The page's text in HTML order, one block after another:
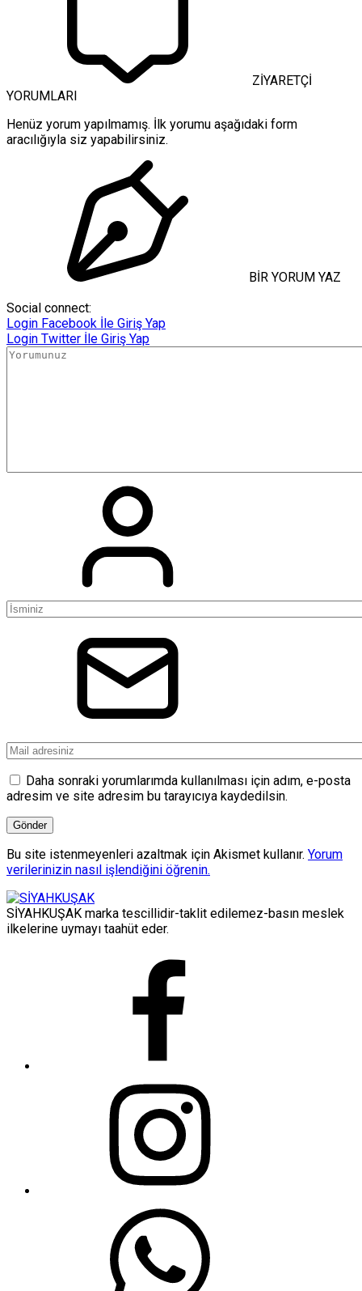
ZİYARETÇİ
YORUMLARI
Henüz yorum yapılmamış. İlk yorumu aşağıdaki form
aracılığıyla siz yapabilirsiniz.
BİR YORUM YAZ
Social connect:
Login Facebook İle Giriş Yap
Login Twitter İle Giriş Yap
Daha sonraki yorumlarımda kullanılması için adım, e-posta
adresim ve site adresim bu tarayıcıya kaydedilsin.
Bu site istenmeyenleri azaltmak için Akismet kullanır. Yorum
verilerinizin nasıl işlendiğini öğrenin.
SİYAHKUŞAK marka tescillidir-taklit edilemez-basın meslek
ilkelerine uymayı taahüt eder.